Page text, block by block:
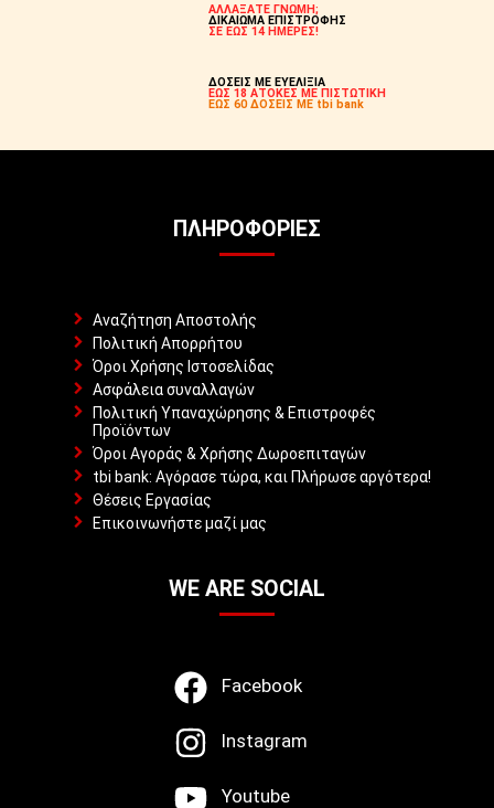
ΑΛΛΑΞΑΤΕ ΓΝΩΜΗ;
ΔΙΚΑΙΩΜΑ ΕΠΙΣΤΡΟΦΗΣ
ΣΕ ΕΩΣ 14 ΗΜΕΡΕΣ!
ΔΟΣΕΙΣ ΜΕ ΕΥΕΛΙΞΙΑ
ΕΩΣ 18 ΑΤΟΚΕΣ ΜΕ ΠΙΣΤΩΤΙΚΗ
ΕΩΣ 60 ΔΟΣΕΙΣ ΜΕ tbi bank
ΠΛΗΡΟΦΟΡΊΕΣ
Αναζήτηση Αποστολής
Πολιτική Απορρήτου
Όροι Χρήσης Ιστοσελίδας
Ασφάλεια συναλλαγών
Πολιτική Υπαναχώρησης & Επιστροφές
Προϊόντων
Όροι Αγοράς & Χρήσης Δωροεπιταγών
tbi bank: Αγόρασε τώρα, και Πλήρωσε αργότερα!
Θέσεις Εργασίας
Επικοινωνήστε μαζί μας
WE ARE SOCIAL
Facebook
Instagram
Youtube